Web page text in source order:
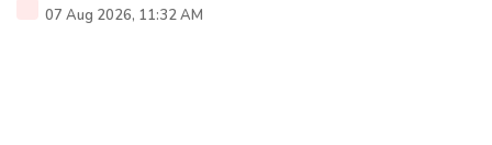
07 Aug 2026, 11:32 AM